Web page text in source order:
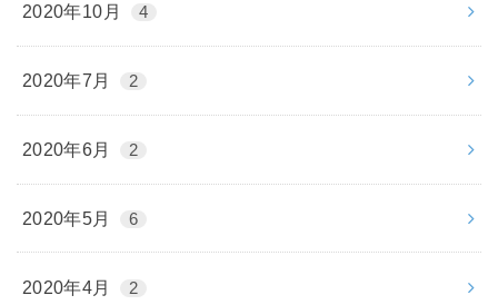
2020年10月 4
2020年7月 2
2020年6月 2
2020年5月 6
2020年4月 2